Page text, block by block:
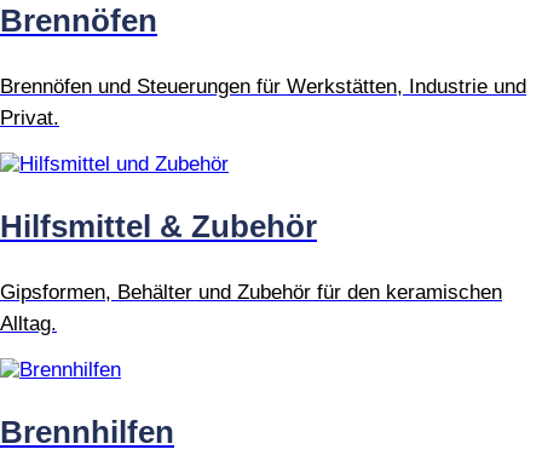
Brennöfen
Brennöfen und Steuerungen für Werkstätten, Industrie und
Privat.
Hilfsmittel & Zubehör
Gipsformen, Behälter und Zubehör für den keramischen
Alltag.
Brennhilfen